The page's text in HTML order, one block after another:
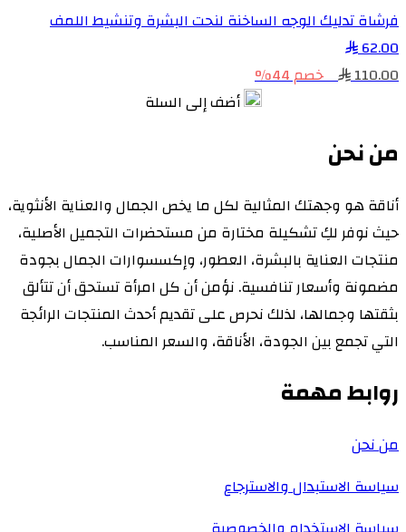
فرشاة تدليك الوجه الساخنة لنحت البشرة وتنشيط اللمف
62.00
110.00
خصم 44%
أضف إلى السلة
من نحن
أناقة هو وجهتك المثالية لكل ما يخص الجمال والعناية الأنثوية،
حيث نوفر لكِ تشكيلة مختارة من مستحضرات التجميل الأصلية،
منتجات العناية بالبشرة، العطور، وإكسسوارات الجمال بجودة
مضمونة وأسعار تنافسية. نؤمن أن كل امرأة تستحق أن تتألق
بثقتها وجمالها، لذلك نحرص على تقديم أحدث المنتجات الرائجة
التي تجمع بين الجودة، الأناقة، والسعر المناسب.
روابط مهمة
من نحن
سياسة الاستبدال والاسترجاع